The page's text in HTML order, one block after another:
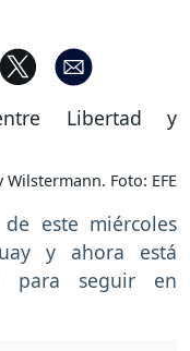
Foto: EFE
este miércoles
y ahora está
para seguir en